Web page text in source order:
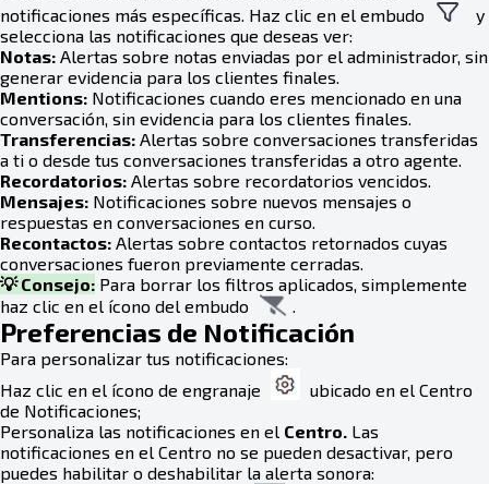
notificaciones más específicas. Haz clic en el embudo
y
selecciona las notificaciones que deseas ver:
Notas: Alertas sobre notas enviadas por el administrador, sin
generar evidencia para los clientes finales.
Mentions: Notificaciones cuando eres mencionado en una
conversación, sin evidencia para los clientes finales.
Transferencias: Alertas sobre conversaciones transferidas
a ti o desde tus conversaciones transferidas a otro agente.
Recordatorios: Alertas sobre recordatorios vencidos.
Mensajes: Notificaciones sobre nuevos mensajes o
respuestas en conversaciones en curso.
Recontactos: Alertas sobre contactos retornados cuyas
conversaciones fueron previamente cerradas.
💡 Consejo: Para borrar los filtros aplicados, simplemente
haz clic en el ícono del embudo
.
Preferencias de Notificación
Para personalizar tus notificaciones:
Haz clic en el ícono de engranaje
ubicado en el Centro
de Notificaciones;
Personaliza las notificaciones en el Centro. Las
notificaciones en el Centro no se pueden desactivar, pero
puedes habilitar o deshabilitar la alerta sonora: